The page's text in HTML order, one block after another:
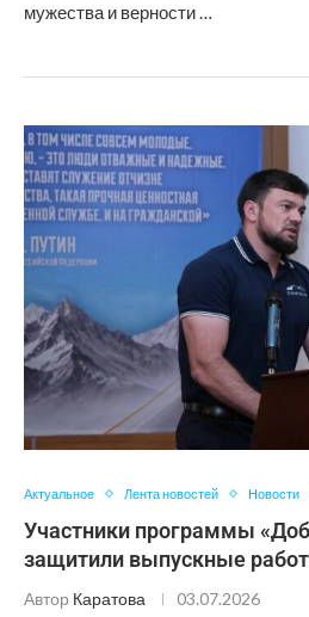
мужества и верности …
Актуальное Лента новостей Новости
Участники программы
защитили выпускные
Автор Каратова 03.07.2026